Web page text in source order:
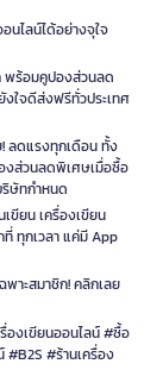
นไลน์ได้อย่างจุใจ
พร้อมคูปองส่วนลด
ใจดีส่งฟรีทั่วประเทศ
ลดแรงทุกเดือน ทั้ง
งส่วนลดพิเศษเมื่อซื้อ
ริษัทกำหนด
ขียน เครื่องเขียน
ทุกเวลา แค่มี App
พาะสมาชิก! คลิกเลย
องเขียนออนไลน์ #ซื้อ
#B2S #ร้านเครื่อง